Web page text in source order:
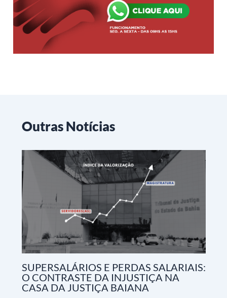
Outras Notícias
SUPERSALÁRIOS E PERDAS SALARIAIS:
O CONTRASTE DA INJUSTIÇA NA
CASA DA JUSTIÇA BAIANA